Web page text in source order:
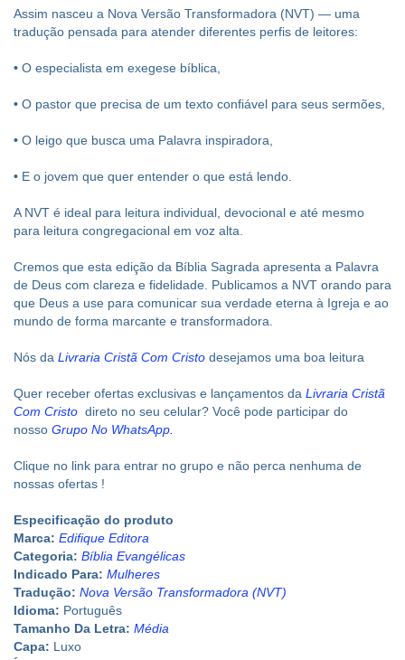
Assim nasceu a Nova Versão Transformadora (NVT) — uma
tradução pensada para atender diferentes perfis de leitores:
• O especialista em exegese bíblica,
• O pastor que precisa de um texto confiável para seus sermões,
• O leigo que busca uma Palavra inspiradora,
• E o jovem que quer entender o que está lendo.
A NVT é ideal para leitura individual, devocional e até mesmo
para leitura congregacional em voz alta.
Cremos que esta edição da Bíblia Sagrada apresenta a Palavra
de Deus com clareza e fidelidade. Publicamos a NVT orando para
que Deus a use para comunicar sua verdade eterna à Igreja e ao
mundo de forma marcante e transformadora.
Nós da Livraria Cristã Com Cristo desejamos uma boa leitura
Quer receber ofertas exclusivas e lançamentos da Livraria Cristã
Com Cristo direto no seu celular? Você pode participar do
nosso Grupo No WhatsApp
Clique no link para entrar no grupo e não perca nenhuma de
nossas ofertas !
Especificação do produto
Marca: Edifique Editora
Categoria: Bíblia Evangélicas
Indicado Para: Mulheres
Tradução: Nova Versão Transformadora (NVT)
Idioma: Português
Tamanho Da Letra: Média
Capa: Luxo